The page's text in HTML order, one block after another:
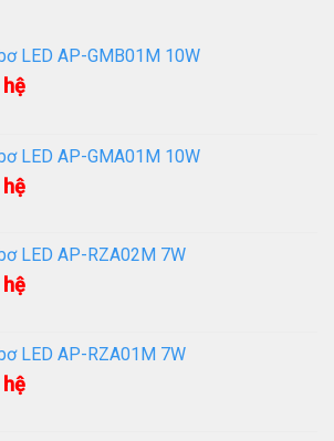
LED AP-GMB01M 10W
LED AP-GMA01M 10W
LED AP-RZA02M 7W
LED AP-RZA01M 7W